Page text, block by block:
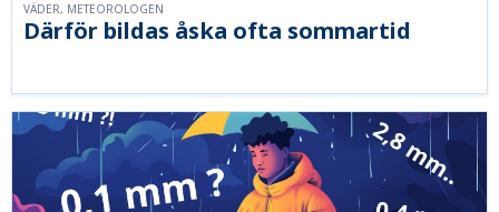
Därför bildas åska ofta sommartid
VÄDER, METEOROLOGEN